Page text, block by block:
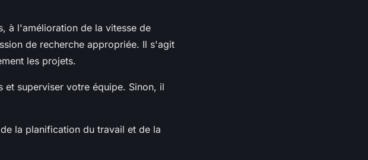
à l'amélioration de la vitesse de
de recherche appropriée. Il s'agit
les projets.
superviser votre équipe. Sinon, il
la planification du travail et de la